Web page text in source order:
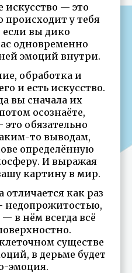
искусство — это
происходит у тебя
вы дико
одновременно
эмоций внутри.
обработка и
и есть искусство.
вы сначала их
осознаёте,
обязательно
то выводам,
определённую
И выражая
картину в мир.
отличается как раз
недопрожитостью,
в нём всегда всё
существе
в дерьме будет
эмоция.